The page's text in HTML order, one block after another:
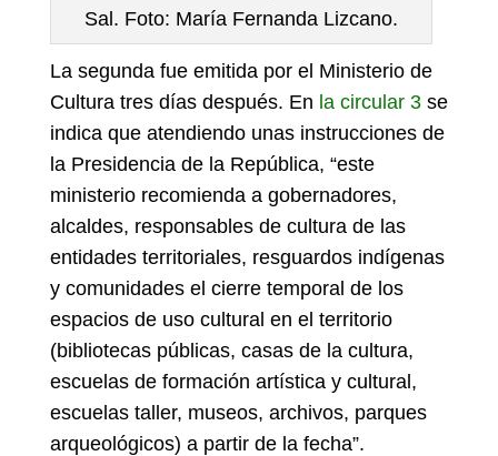
Sal. Foto: María Fernanda Lizcano.
La segunda fue emitida por el Ministerio de
Cultura tres días después. En la circular 3se
indica que atendiendo unas instrucciones de
la Presidencia de la República, “este
ministerio recomienda a gobernadores,
alcaldes, responsables de cultura de las
entidades territoriales, resguardos indígenas
y comunidades el cierre temporal de los
espacios de uso cultural en el territorio
(bibliotecas públicas, casas de la cultura,
escuelas de formación artística y cultural,
escuelas taller, museos, archivos, parques
arqueológicos) a partir de la fecha”.